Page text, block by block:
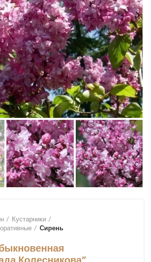
Кустарники
Сирень